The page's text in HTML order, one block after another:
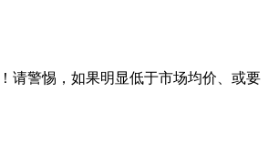
请警惕，如果明显低于市场均价、或要